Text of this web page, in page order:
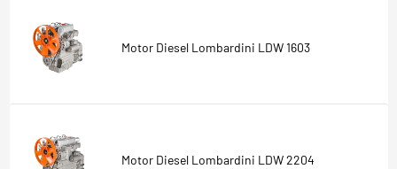
Motor Diesel Lombardini LDW 1603
Motor Diesel Lombardini LDW 2204